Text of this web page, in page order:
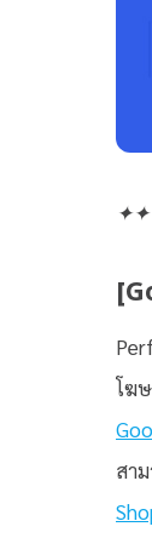
✦✦
โฆ
สา